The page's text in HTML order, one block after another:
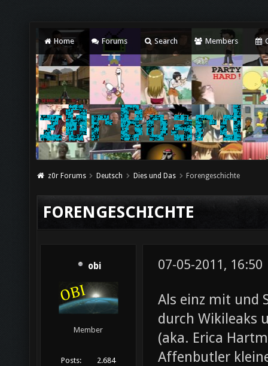
Home Forums Search Members
z0r Forums Deutsch Dies und Das Forengeschichte
FORENGESCHICHTE
obi
Member
Posts:
2.684
07-05-2011, 16:50
Als einz mit und
durch Wikileaks
(aka. Erica
Affenbutler